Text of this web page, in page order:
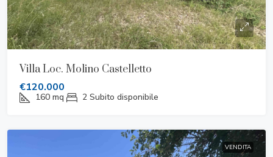
Villa Loc. Molino Castelletto
€120.000
160 mq 2 Subito disponibile
VENDITA